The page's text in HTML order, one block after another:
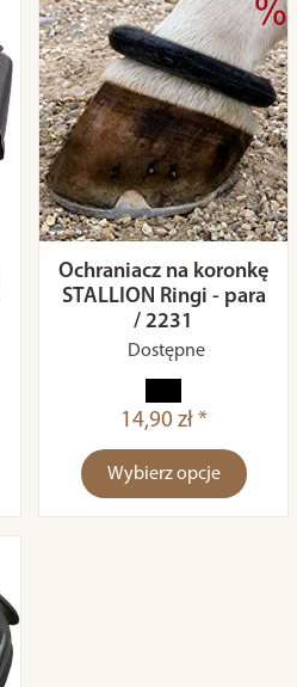
Ochraniacz na koronkę
STALLION Ringi - para
/ 2231
Dostępne
14,90 zł *
Wybierz opcje